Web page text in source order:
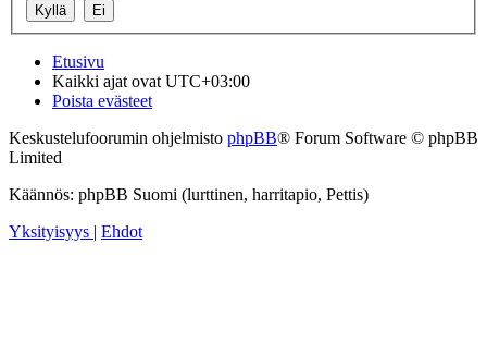
Etusivu
Kaikki ajat ovat UTC+03:00
Poista evästeet
Keskustelufoorumin ohjelmisto phpBB® Forum Software © phpBB
Limited
Käännös: phpBB Suomi (lurttinen, harritapio, Pettis)
Yksityisyys | Ehdot